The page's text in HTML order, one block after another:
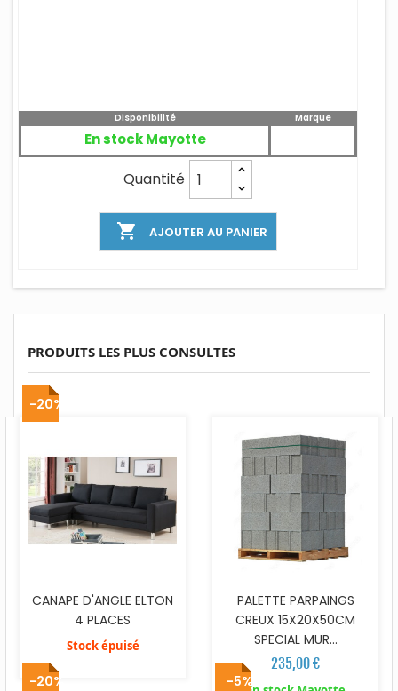
Disponibilité
En stock Mayotte
Marque
Quantité
 AJOUTER AU PANIER
PRODUITS LES PLUS CONSULTES
-20%
CANAPE D'ANGLE ELTON
4 PLACES
Stock épuisé
PALETTE PARPAINGS
CREUX 15X20X50CM
SPECIAL MUR...
235,00 €
-20% -5%